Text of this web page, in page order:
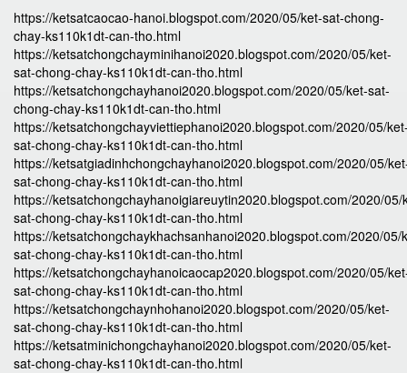
https://ketsatcaocao-hanoi.blogspot.com/2020/05/ket-sat-chong-
chay-ks110k1dt-can-tho.html
https://ketsatchongchayminihanoi2020.blogspot.com/2020/05/ket-
sat-chong-chay-ks110k1dt-can-tho.html
https://ketsatchongchayhanoi2020.blogspot.com/2020/05/ket-sat-
chong-chay-ks110k1dt-can-tho.html
https://ketsatchongchayviettiephanoi2020.blogspot.com/2020/05/
sat-chong-chay-ks110k1dt-can-tho.html
https://ketsatgiadinhchongchayhanoi2020.blogspot.com/2020/05/
sat-chong-chay-ks110k1dt-can-tho.html
https://ketsatchongchayhanoigiareuytin2020.blogspot.com/2020/05/
sat-chong-chay-ks110k1dt-can-tho.html
https://ketsatchongchaykhachsanhanoi2020.blogspot.com/2020/05/
sat-chong-chay-ks110k1dt-can-tho.html
https://ketsatchongchayhanoicaocap2020.blogspot.com/2020/05/
sat-chong-chay-ks110k1dt-can-tho.html
https://ketsatchongchaynhohanoi2020.blogspot.com/2020/05/ket-
sat-chong-chay-ks110k1dt-can-tho.html
https://ketsatminichongchayhanoi2020.blogspot.com/2020/05/ket-
sat-chong-chay-ks110k1dt-can-tho.html